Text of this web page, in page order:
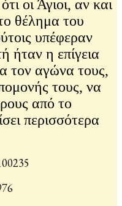
οι Άγιοι, αν και
θέλημα του
υπέφεραν
ήταν η επίγεια
τον αγώνα τους,
τους, να
από το
περισσότερα